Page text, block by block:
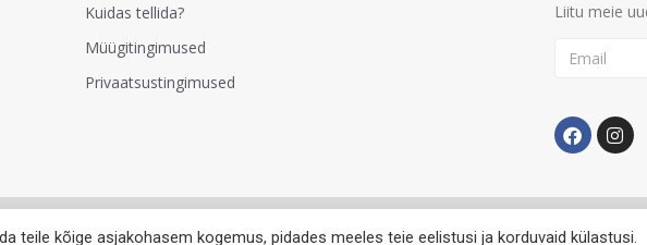
Kuidas tellida?
Müügitingimused
Privaatsustingimused
Liitu meie
© 2012-2024. Kõik õigused kaitstud. VeebimeisterDignicy
teile kõige asjakohasem kogemus, pidades meeles teie eelistusi ja korduvaid külastusi.